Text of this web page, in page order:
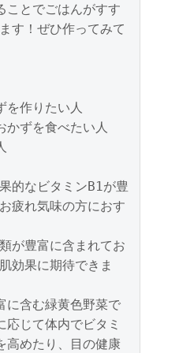
ことでごはんがすす
す！ぜひ作ってみて
を作りたい人
かずを食べたい人
的なビタミンB1が豊
疲れ気味の方におす
が豊富に含まれてお
効果に期待できま
に含む緑黄色野菜で
じて体内でビタミ
高めたり、目の健康